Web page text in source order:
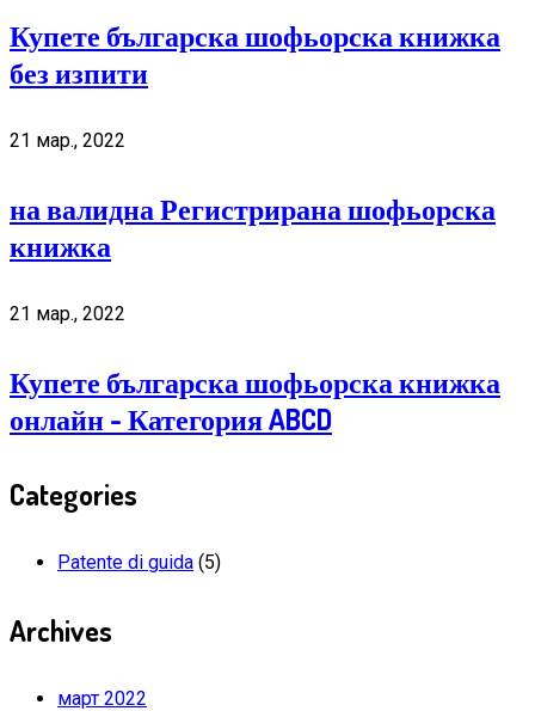
Купете българска шофьорска книжка
без изпити
21 мар., 2022
на валидна Регистрирана шофьорска
книжка
21 мар., 2022
Купете българска шофьорска книжка
онлайн - Категория ABCD
Categories
Patente di guida (5)
Archives
март 2022